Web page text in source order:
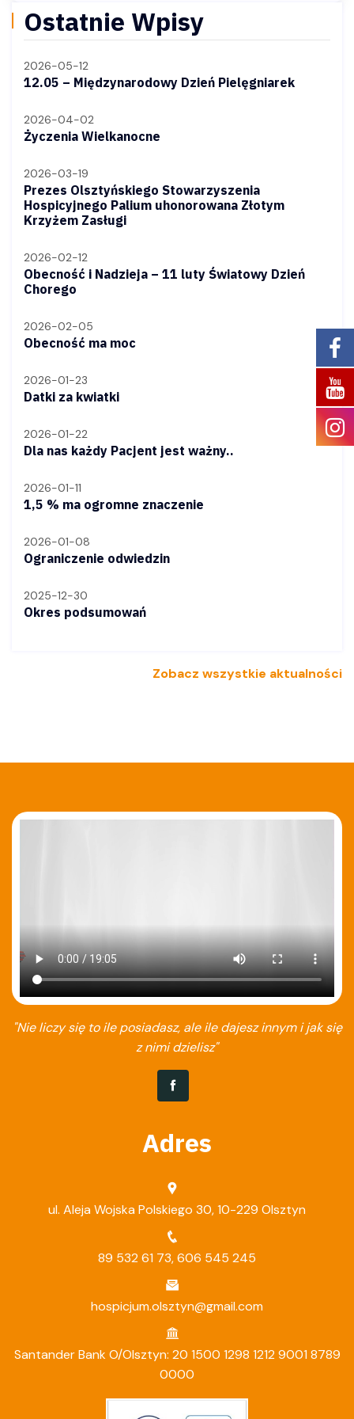
Ostatnie Wpisy
2026-05-12
12.05 – Międzynarodowy Dzień Pielęgniarek
2026-04-02
Życzenia Wielkanocne
2026-03-19
Prezes Olsztyńskiego Stowarzyszenia
Hospicyjnego Palium uhonorowana Złotym
Krzyżem Zasługi
2026-02-12
Obecność i Nadzieja – 11 luty Światowy Dzień
Chorego
2026-02-05
Obecność ma moc
2026-01-23
Datki za kwiatki
2026-01-22
Dla nas każdy Pacjent jest ważny..
2026-01-11
1,5 % ma ogromne znaczenie
2026-01-08
Ograniczenie odwiedzin
2025-12-30
Okres podsumowań
Zobacz wszystkie aktualności
"Nie liczy się to ile posiadasz, ale ile dajesz innym i jak się
z nimi dzielisz"
Adres
ul. Aleja Wojska Polskiego 30, 10-229 Olsztyn
89 532 61 73,606 545 245
hospicjum.olsztyn@gmail.com
Santander Bank O/Olsztyn: 20 1500 1298 1212 9001 8789
0000